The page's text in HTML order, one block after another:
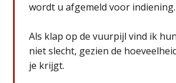
wordt u afgemeld voor indiening.
Als klap op de vuurpijl vind ik
niet slecht, gezien de
je krijgt.